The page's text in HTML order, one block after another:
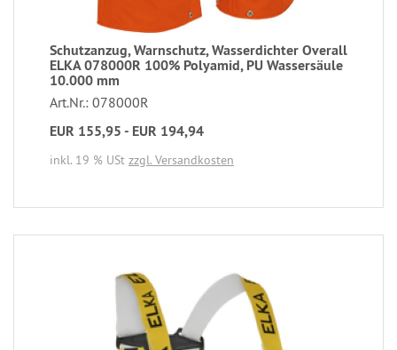
Schutzanzug, Warnschutz, Wasserdichter Overall
ELKA 078000R 100% Polyamid, PU Wassersäule
10.000 mm
Art.Nr.: 078000R
EUR 155,95 - EUR 194,94
inkl. 19 % USt zzgl. Versandkosten